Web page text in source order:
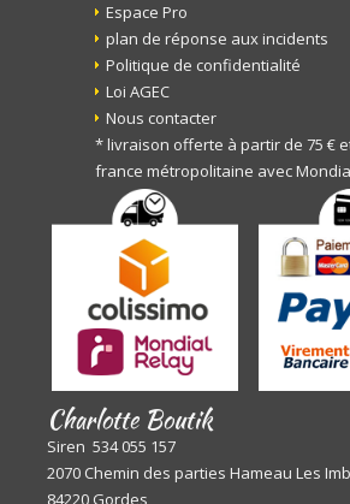
Espace Pro
plan de réponse aux incidents
Politique de confidentialité
Loi AGEC
Nous contacter
* livraison offerte à partir de 75 €
france métropolitaine avec
Charlotte Boutik
Siren 534 055 157
2070 Chemin des parties Hameau Les
84220 Gordes